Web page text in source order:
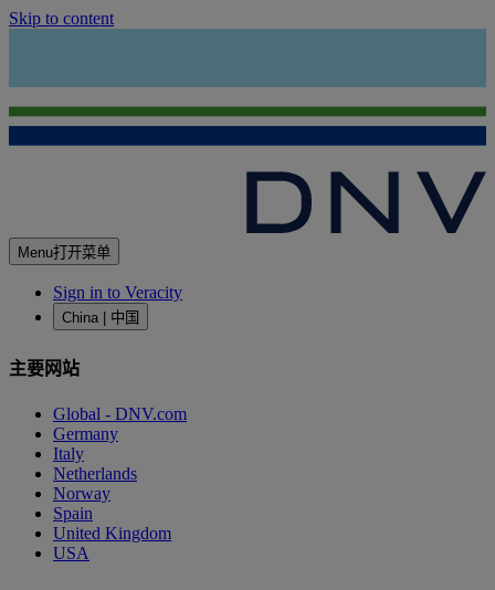
Skip to content
Menu打开菜单
Sign in to Veracity
China | 中国
主要网站
Global - DNV.com
Germany
Italy
Netherlands
Norway
Spain
United Kingdom
USA